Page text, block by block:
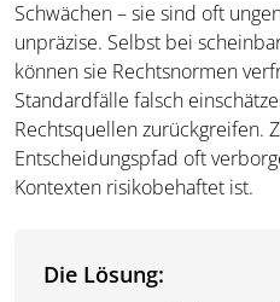
Schwächen – sie sind oft
unpräzise. Selbst bei
können sie Rechtsnormen
Standardfälle falsch
Rechtsquellen zurückgreifen.
Entscheidungspfad oft
Kontexten risikobehaftet ist.
Die Lösung: